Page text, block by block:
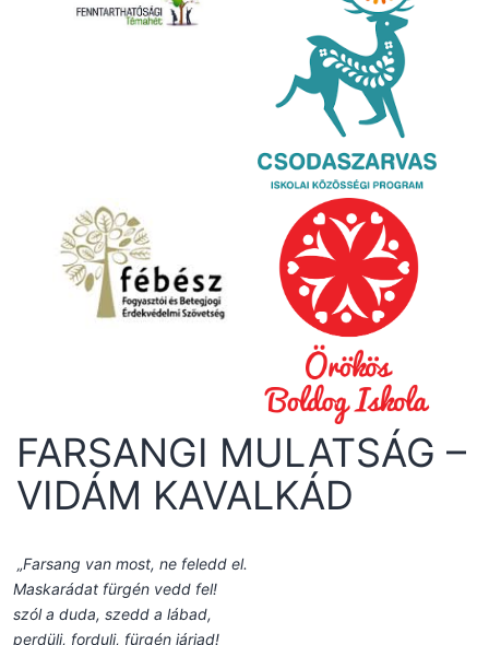
FARSANGI MULATSÁG –
VIDÁM KAVALKÁD
„Farsang van most, ne feledd el.
Maskarádat fürgén vedd fel!
szól a duda, szedd a lábad,
perdülj, fordulj, fürgén járjad!